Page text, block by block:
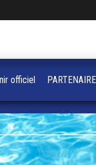
officiel